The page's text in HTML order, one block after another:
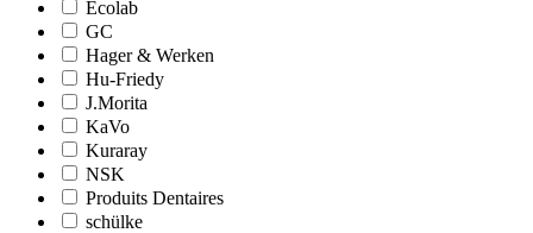
Ecolab
GC
Hager & Werken
Hu-Friedy
J.Morita
KaVo
Kuraray
NSK
Produits Dentaires
schülke